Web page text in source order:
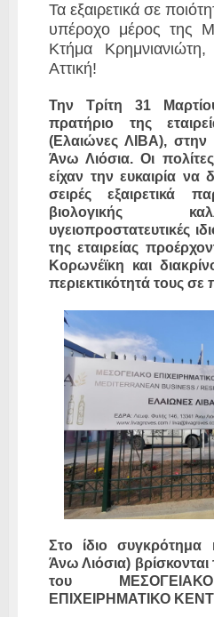
Τα εξαιρετικά σε
υπέροχο μέρος της
Κτήμα
Αττική!
Την Τρίτη 31
πρατήριο της
(Ελαιώνες ΛΙΒΑ),
Άνω Λιόσια. Οι
είχαν την ευκαιρία να
σειρές εξαιρετικά
βιολογικής
υγειοπροστατευτικές
της εταιρείας
Κορωνέϊκη και
περιεκτικότητά τους σε
Στο ίδιο συγκρότημα
Άνω Λιόσια) βρίσκονται
του
ΕΠΙΧΕΙΡΗΜΑΤΙΚΟ